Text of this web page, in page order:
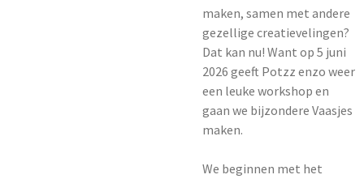
maken, samen met andere
gezellige creatievelingen?
Dat kan nu! Want op 5 juni
2026 geeft Potzz enzo weer
een leuke workshop en
gaan we bijzondere Vaasjes
maken.
We beginnen met het